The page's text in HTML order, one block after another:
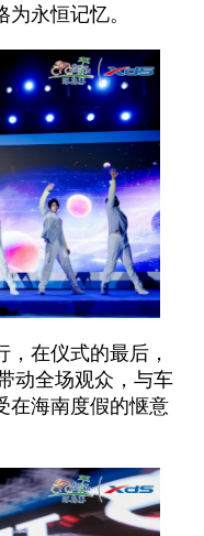
永恒记忆。
在仪式的最后，
动全场观众，与车
在海南度假的惬意